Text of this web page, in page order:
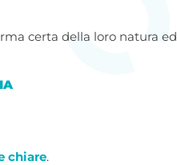
certa della loro natura ed
chiare.